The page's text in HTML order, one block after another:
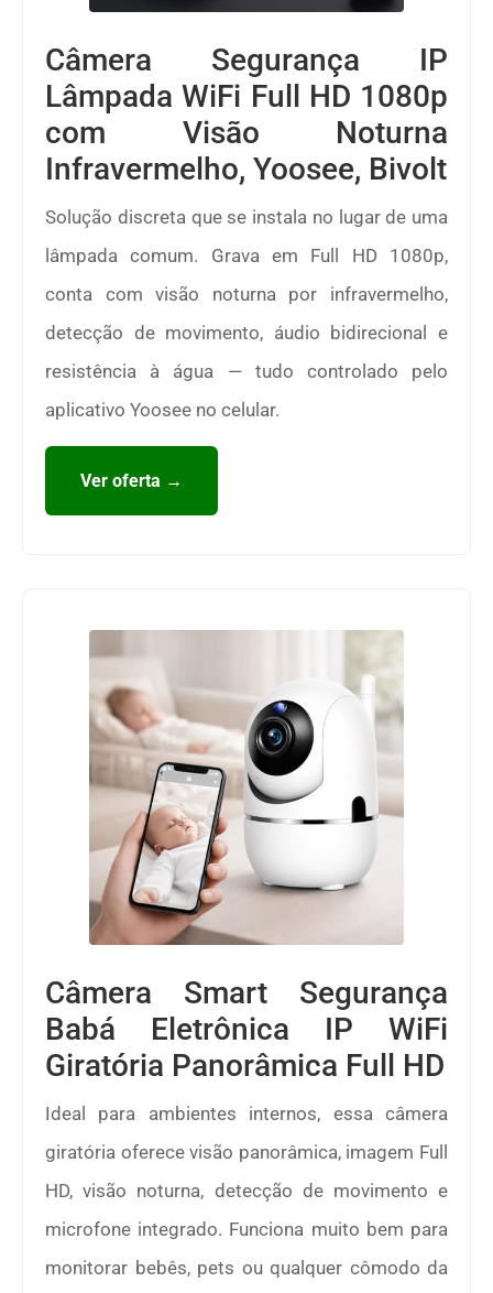
Câmera Segurança IP
Lâmpada WiFi Full HD 1080p
com Visão Noturna
Infravermelho, Yoosee, Bivolt
Solução discreta que se instala no lugar de uma
lâmpada comum. Grava em Full HD 1080p,
conta com visão noturna por infravermelho,
detecção de movimento, áudio bidirecional e
resistência à água — tudo controlado pelo
aplicativo Yoosee no celular.
Ver oferta →
Câmera Smart Segurança
Babá Eletrônica IP WiFi
Giratória Panorâmica Full HD
Ideal para ambientes internos, essa câmera
giratória oferece visão panorâmica, imagem Full
HD, visão noturna, detecção de movimento e
microfone integrado. Funciona muito bem para
monitorar bebês, pets ou qualquer cômodo da